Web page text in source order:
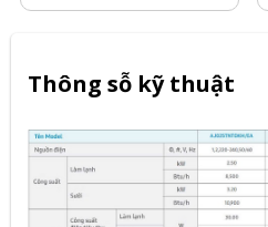
Thông sỗ kỹ thuật